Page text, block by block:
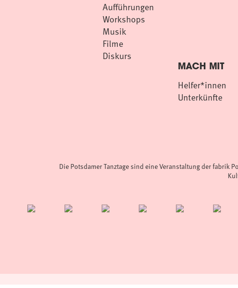
Aufführungen
Workshops
Musik
Filme
Diskurs
MACH MIT
Helfer*innen
Unterkünfte
Die Potsdamer Tanztage sind eine Veranstaltung der